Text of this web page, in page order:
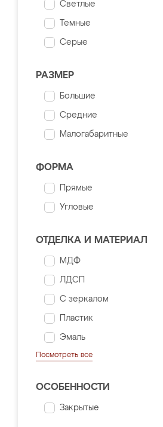
Светлые
Темные
Серые
РАЗМЕР
Большие
Средние
Малогабаритные
ФОРМА
Прямые
Угловые
ОТДЕЛКА И МАТЕРИАЛ
МДФ
ЛДСП
С зеркалом
Пластик
Эмаль
Посмотреть все
ОСОБЕННОСТИ
Закрытые